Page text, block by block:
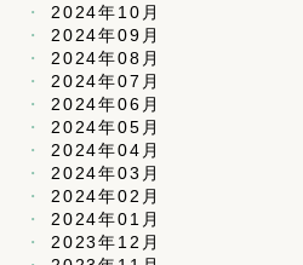
2024年10月
2024年09月
2024年08月
2024年07月
2024年06月
2024年05月
2024年04月
2024年03月
2024年02月
2024年01月
2023年12月